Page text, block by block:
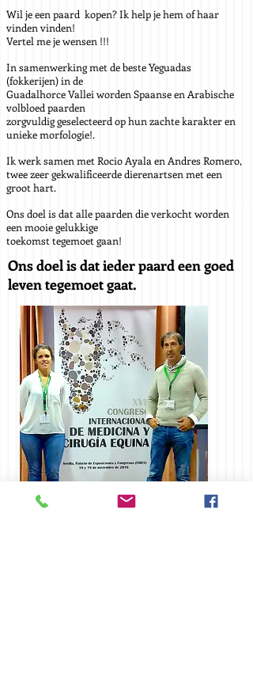
Wil je een paard kopen? Ik help je hem of haar
vinden vinden!
Vertel me je wensen !!!
In samenwerking met de beste Yeguadas
(fokkerijen) in de
Guadalhorce Vallei worden Spaanse en Arabische
volbloed paarden
zorgvuldig geselecteerd op hun zachte karakter en
unieke morfologie!.
Ik werk samen met Rocio Ayala en Andres Romero,
twee zeer gekwalificeerde dierenartsen met een
groot hart.
Ons doel is dat alle paarden die verkocht worden
een mooie gelukkige
toekomst tegemoet gaan!
Ons doel is dat ieder paard een goed
leven tegemoet gaat.